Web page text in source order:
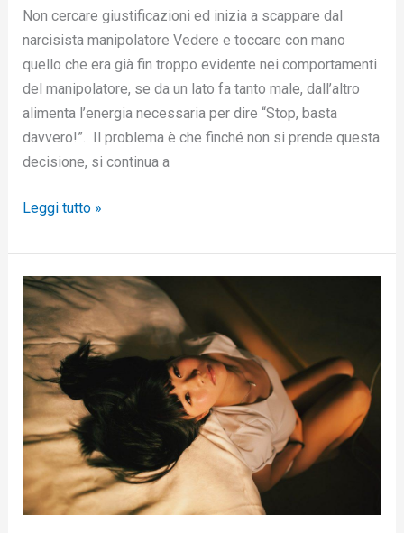
Non cercare giustificazioni ed inizia a scappare dal
narcisista manipolatore Vedere e toccare con mano
quello che era già fin troppo evidente nei comportamenti
del manipolatore, se da un lato fa tanto male, dall’altro
alimenta l’energia necessaria per dire “Stop, basta
davvero!”. Il problema è che finché non si prende questa
decisione, si continua a
Leggi tutto »
Trauma
bonding
e
relazione
sadomaso